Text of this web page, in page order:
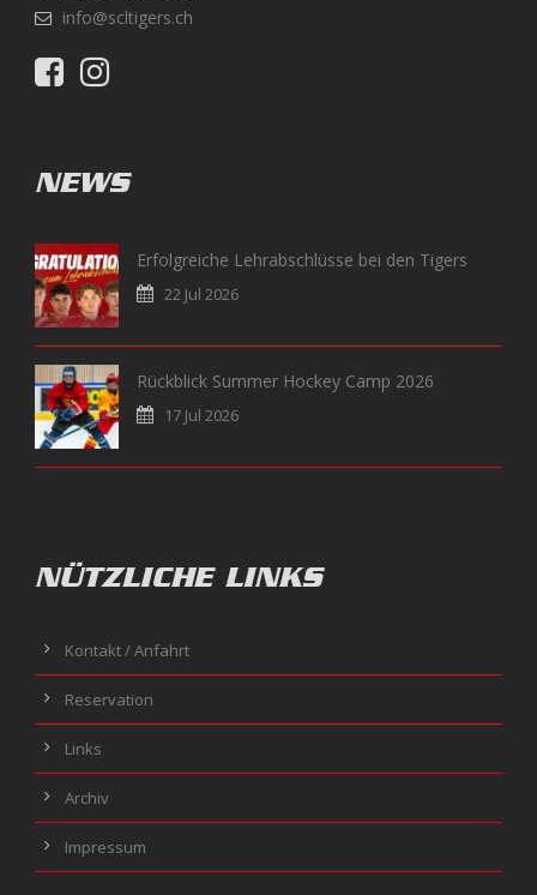
info@scltigers.ch
NEWS
Erfolgreiche Lehrabschlüsse bei den Tigers
22 Jul 2026
Rückblick Summer Hockey Camp 2026
17 Jul 2026
NÜTZLICHE LINKS
Kontakt / Anfahrt
Reservation
Links
Archiv
Impressum